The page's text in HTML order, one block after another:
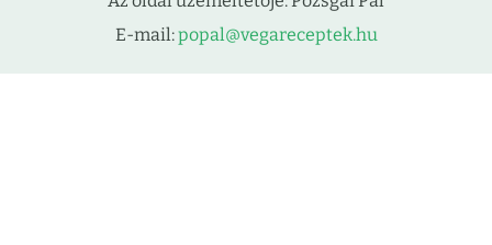
E-mail:popal@vegareceptek.hu